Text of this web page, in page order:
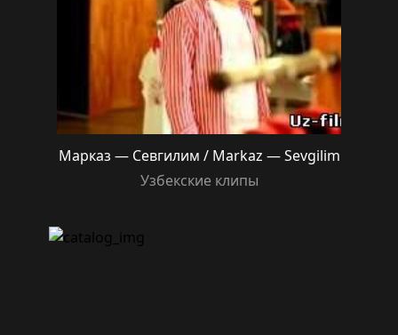
Марказ — Севгилим / Markaz — Sevgilim
Узбекские клипы